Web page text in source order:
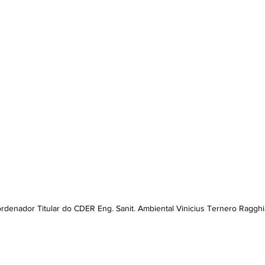
Titular do CDER Eng. Sanit. Ambiental Vinicius Ternero